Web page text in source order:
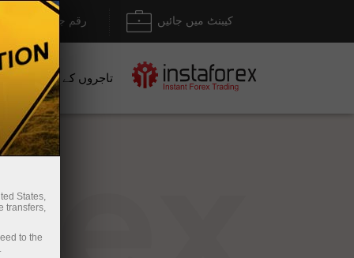
رقم جمع کروانا / کیبنٹ میں جائیں
تاجروں کے لیے
States,
transfers,
to the